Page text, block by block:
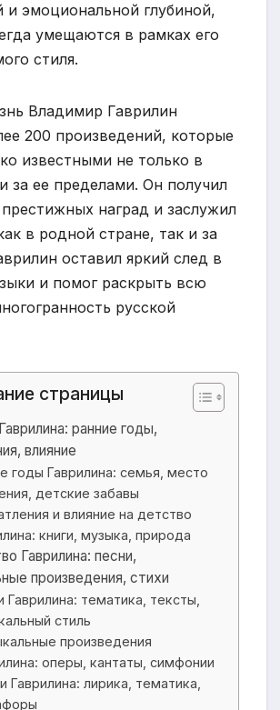
и эмоциональной глубиной,
умещаются в рамках его
стиля.
Владимир Гаврилин
200 произведений, которые
известными не только в
за ее пределами. Он получил
наград и заслужил
в родной стране, так и за
оставил яркий след в
и помог раскрыть всю
русской
страницы
ранние годы,
влияние
годы Гаврилина: семья, место
детские забавы
и влияние на детство
книги, музыка, природа
Гаврилина: песни,
произведения, стихи
Гаврилина: тематика, тексты,
стиль
произведения
оперы, кантаты, симфонии
Гаврилина: лирика, тематика,